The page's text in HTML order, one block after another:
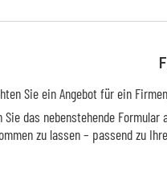
Sie ein Angebot für ein
das nebenstehende Formular
zu lassen – passend zu